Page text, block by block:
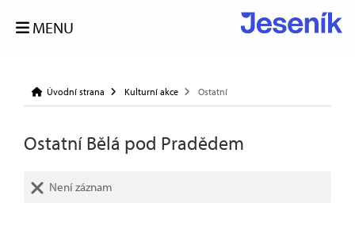
MENU
Úvodní strana Kulturní akce Ostatní
Ostatní Bělá pod Pradědem
Není záznam